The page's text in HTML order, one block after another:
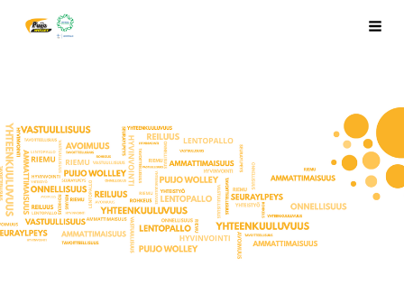
Siirry
sivun
Puijo Wolley Juniorit ry